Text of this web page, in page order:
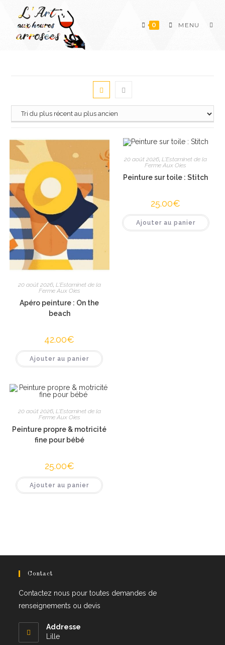
0 MENU
20 août 2026, L'Estaminet de la
Ferme Aux Oies
Apéro peinture : On the
beach
42.00€
Ajouter au panier
20 août 2026,L'Estaminet de la
Ferme Aux Oies
Peinture sur toile : Stitch
25.00€
Ajouter au panier
20 août 2026, L'Estaminet de la
Ferme Aux Oies
Peinture propre & motricité
fine pour bébé
25.00€
Ajouter au panier
Contact
Contactez nous pour toutes demandes de
renseignements ou devis
Addresse
Lille